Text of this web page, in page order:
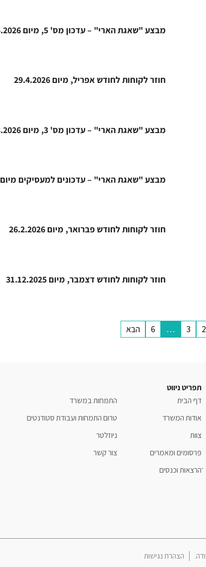
מבצע "שאגת הארי" – עדכון מס' 5, מיום 27.5.2026
חוזר לקוחות לחודש אפריל, מיום 29.4.2026
מבצע "שאגת הארי" – עדכון מס' 3, מיום 29.3.2026
מבצע "שאגת הארי" – עדכונים למעסיקים מיום 14.3.2026
חוזר לקוחות לחודש פברואר, מיום 26.2.2026
חוזר לקוחות לחודש דצמבר, מיום 31.12.2025
2
3
…
6 הבא
תפריט ניווט
דף הבית
אודות המשרד
צוות
פרסומים ומאמרים
ֿהרצאות וכנסים
התמחות במשרד
טרום התמחות ועבודת סטודנטים
ניוזלטר
צור קשר
הצהרת נגישות